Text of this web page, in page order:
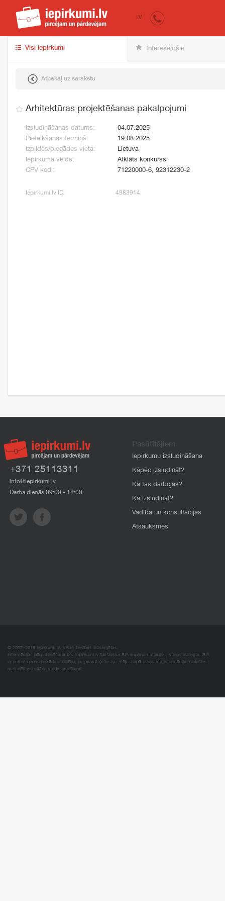
iepirkumi.lv
LV
Visi iepirkumi Interesējošie
Atpakaļ uz sarakstu
Arhitektūras projektēšanas pakalpojumi
Izsludināšanas datums:
04.07.2025
Pieteikšanās termiņš:
19.08.2025
Izpildes/piegādes vieta:
Lietuva
Iepirkuma veids:
Atklāts konkurss
CPV kodi:
71220000-6, 92312230-2
Iepirkumi.lv ID: 4983914
+371 25113311
info@iepirkumi.lv
Darba dienās 09:00 - 18:00
Pasūtītājiem
Iepirkumu izsludināšana
Kāpēc izsludināt?
Kā tas darbojas?
Kā izsludināt?
Vadība un konsultācijas
Atsauksmes
© 2007–2018 Iepirkumi.lv. Visas tiesības aizsargātas.
Informācijas pārpublicēšana bez iepirkumi.lv īpašnieka SIA Imperum atļaujas, stingri aizliegta. SIA
Imperum nenes nekādu atbildību, ja, pamatojoties uz mājas lapā atrodamo informāciju, radušies
materiāli vai citāda veida zaudējumi.